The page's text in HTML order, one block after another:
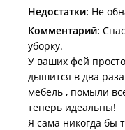
Недостатки: Не
Комментарий:
уборку.
У ваших фей
дышится в два
мебель , помыли
теперь идеальны!
Я сама никогда бы